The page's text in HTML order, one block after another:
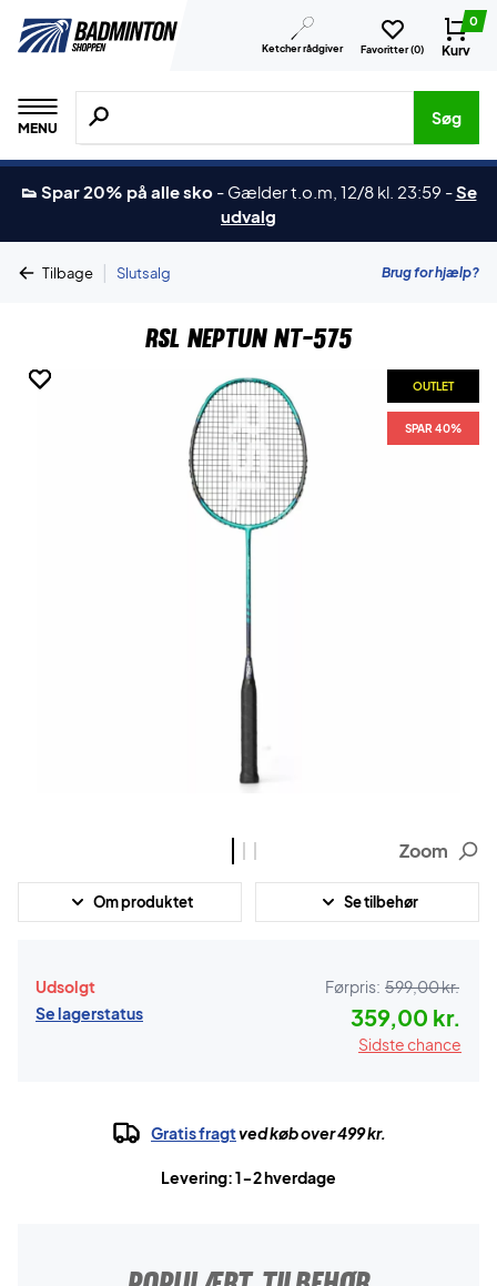
Ketcher rådgiver Favoritter (0)
0
Kurv
MENU
Søg efter produkter, mærker etc.
Søg
👟 Spar 20% på alle sko - Gælder t.o.m, 12/8 kl. 23:59 -Se
udvalg
Tilbage | Slutsalg Brug for hjælp?
RSL Neptun NT-575
OUTLET
SPAR 40%
OUTLET
SPAR 40%
OUTLET
SPAR 40%
Zoom
Om produktet Se tilbehør
Udsolgt
Se lagerstatus
Førpris: 599,00 kr.
359,00 kr.
Sidste chance
Gratis fragtved køb over 499 kr.
Levering: 1-2 hverdage